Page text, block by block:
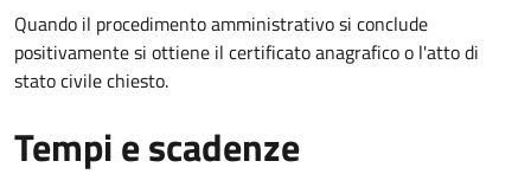
Quando il procedimento amministrativo si conclude
positivamente si ottiene il certificato anagrafico o l'atto di
stato civile chiesto.
Tempi e scadenze